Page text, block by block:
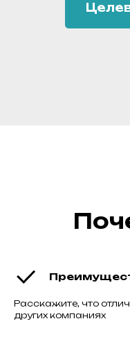
Расскажите, что
других компаниях